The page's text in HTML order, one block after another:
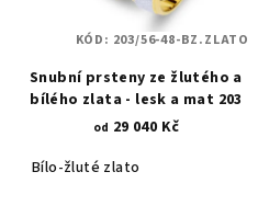
Snubní prsteny ze žlutého a
bílého zlata - lesk a mat 203
od 29 040 Kč
Bílo-žluté zlato
KÓD: 203/56-48-BZ.ZLATO